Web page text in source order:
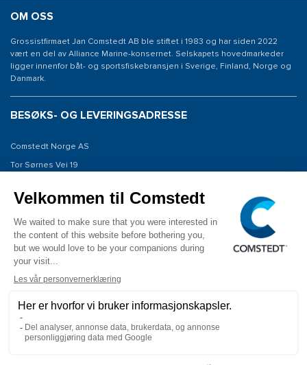
OM OSS
Grossistfirmaet Jan Comstedt AB ble stiftet i 1983 og har siden 2022
vært en del av Alliance Marine-konsernet. Selskapets hovedmarkeder
ligger innenfor båt- og sportsfiskebransjen i Sverige, Finland, Norge og
Danmark.
BESØKS- OG LEVERINGSADRESSE
Comstedt Norge AS
Tor Sørnes Vei 19
Norway
KONTAKT OSS